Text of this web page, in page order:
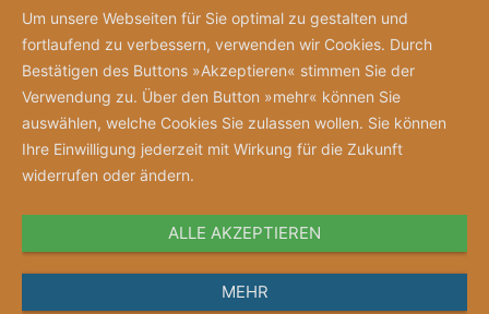
Um unsere Webseiten für Sie optimal zu gestalten und
fortlaufend zu verbessern, verwenden wir Cookies. Durch
Bestätigen des Buttons »Akzeptieren« stimmen Sie der
Verwendung zu. Über den Button »mehr« können Sie
auswählen, welche Cookies Sie zulassen wollen. Sie können
Ihre Einwilligung jederzeit mit Wirkung für die Zukunft
widerrufen oder ändern.
ALLE AKZEPTIEREN
MEHR